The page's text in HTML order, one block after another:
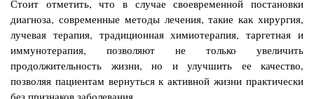
Стоит отметить, что в случае своевременной постановки
диагноза, современные методы лечения, такие как хирургия,
лучевая терапия, традиционная химиотерапия, таргетная и
иммунотерапия, позволяют не только увеличить
продолжительность жизни, но и улучшить ее качество,
позволяя пациентам вернуться к активной жизни практически
без признаков заболевания.